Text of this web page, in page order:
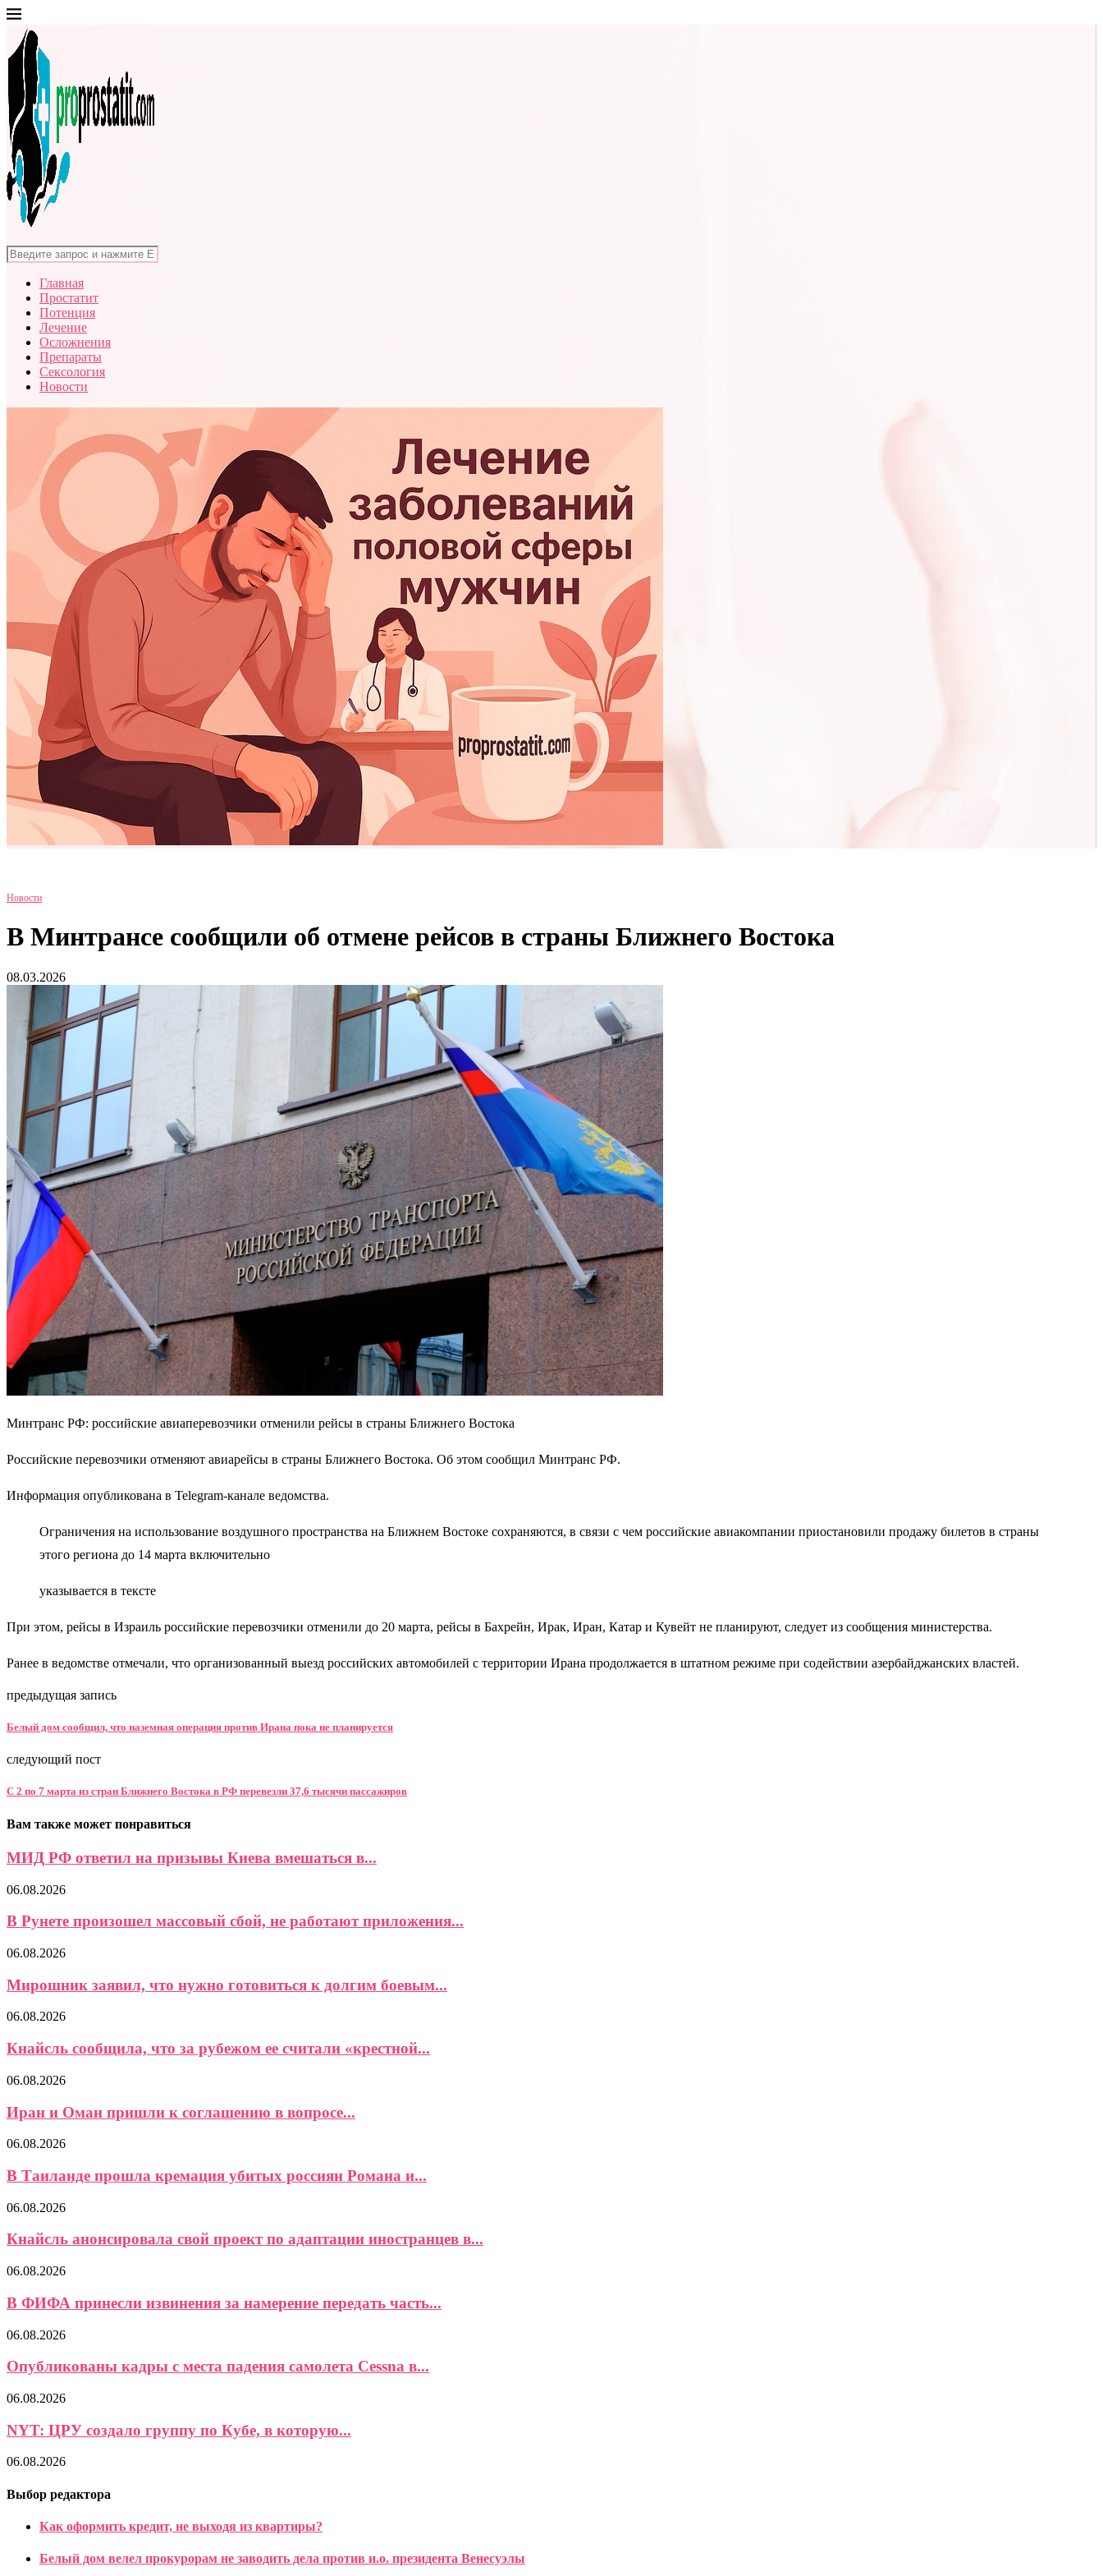
Главная
Простатит
Потенция
Лечение
Осложнения
Препараты
Сексология
Новости
Новости
В Минтрансе сообщили об отмене рейсов в страны Ближнего Востока
08.03.2026
Минтранс РФ: российские авиаперевозчики отменили рейсы в страны Ближнего Востока
Российские перевозчики отменяют авиарейсы в страны Ближнего Востока. Об этом сообщил Минтранс РФ.
Информация опубликована в Telegram-канале ведомства.
Ограничения на использование воздушного пространства на Ближнем Востоке сохраняются, в связи с чем российские авиакомпании приостановили продажу билетов в страны
этого региона до 14 марта включительно
указывается в тексте
При этом, рейсы в Израиль российские перевозчики отменили до 20 марта, рейсы в Бахрейн, Ирак, Иран, Катар и Кувейт не планируют, следует из сообщения министерства.
Ранее в ведомстве отмечали, что организованный выезд российских автомобилей с территории Ирана продолжается в штатном режиме при содействии азербайджанских властей.
предыдущая запись
Белый дом сообщил, что наземная операция против Ирана пока не планируется
следующий пост
С 2 по 7 марта из стран Ближнего Востока в РФ перевезли 37,6 тысячи пассажиров
Вам также может понравиться
МИД РФ ответил на призывы Киева вмешаться в...
06.08.2026
В Рунете произошел массовый сбой, не работают приложения...
06.08.2026
Мирошник заявил, что нужно готовиться к долгим боевым...
06.08.2026
Кнайсль сообщила, что за рубежом ее считали «крестной...
06.08.2026
Иран и Оман пришли к соглашению в вопросе...
06.08.2026
В Таиланде прошла кремация убитых россиян Романа и...
06.08.2026
Кнайсль анонсировала свой проект по адаптации иностранцев в...
06.08.2026
В ФИФА принесли извинения за намерение передать часть...
06.08.2026
Опубликованы кадры с места падения самолета Cessna в...
06.08.2026
NYT: ЦРУ создало группу по Кубе, в которую...
06.08.2026
Выбор редактора
Как оформить кредит, не выходя из квартиры?
Белый дом велел прокурорам не заводить дела против и.о. президента Венесуэлы